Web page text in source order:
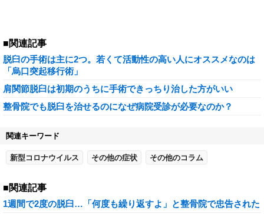
■関連記事
脱臼の手術は主に2つ。若くて活動性の高い人にオススメなのは
「烏口突起移行術」
肩関節脱臼は初期のうちに手術できっちり治した方がいい
整骨院でも脱臼を治せるのになぜ病院受診が必要なのか？
関連キーワード
新型コロナウイルス その他の症状 その他のコラム
■関連記事
1週間で2度の脱臼…「何度も繰り返すよ」と整骨院で忠告された